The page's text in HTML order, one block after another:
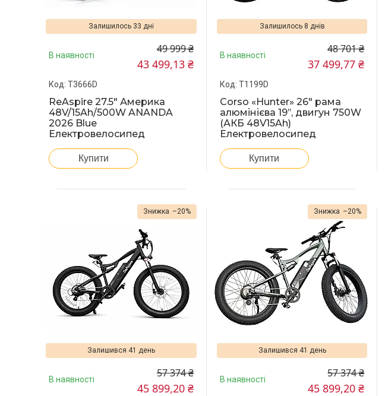
Залишилось 33 дні
В наявності 49 999 ₴
43 499,13 ₴
T3666D
ReAspire 27.5" Америка
48V/15Ah/500W ANANDA
2026 Blue
Електровелосипед
Купити
Залишилось 8 днів
В наявності 48 701 ₴
37 499,77 ₴
T1199D
Corso «Hunter» 26" рама
алюмінієва 19’’, двигун 750W
(АКБ 48V15Ah)
Електровелосипед
Купити
–20%
Залишився 41 день
В наявності 57 374 ₴
45 899,20 ₴
–20%
Залишився 41 день
В наявності 57 374 ₴
45 899,20 ₴